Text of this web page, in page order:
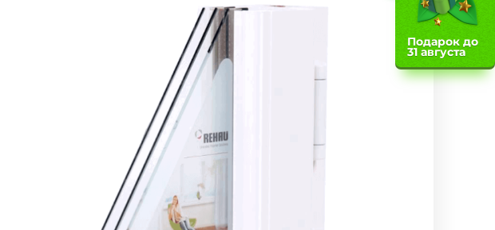
Подарок до
31 августа